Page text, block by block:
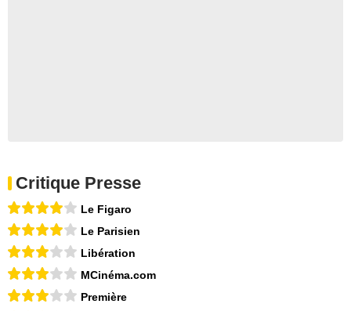
Critique Presse
Le Figaro
Le Parisien
Libération
MCinéma.com
Première